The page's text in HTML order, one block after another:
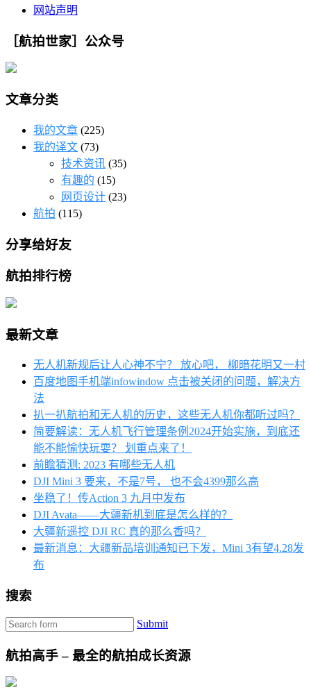
网站声明
［航拍世家］公众号
文章分类
我的文章 (225)
我的译文 (73)
技术资讯 (35)
有趣的 (15)
网页设计 (23)
航拍 (115)
分享给好友
航拍排行榜
最新文章
无人机新规后让人心神不宁？ 放心吧， 柳暗花明又一村
百度地图手机端infowindow 点击被关闭的问题，解决方
法
扒一扒航拍和无人机的历史，这些无人机你都听过吗？
简要解读：无人机飞行管理条例2024开始实施，到底还
能不能愉快玩耍？ 划重点来了！
前瞻猜测: 2023 有哪些无人机
DJI Mini 3 要来，不是7号， 也不会4399那么高
坐稳了！传Action 3 九月中发布
DJI Avata——大疆新机到底是怎么样的？
大疆新遥控 DJI RC 真的那么香吗？
最新消息：大疆新品培训通知已下发，Mini 3有望4.28发
布
搜索
Submit
航拍高手 – 最全的航拍成长资源